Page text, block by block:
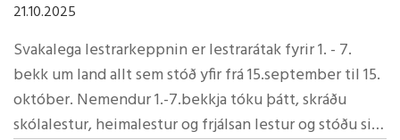
21.10.2025
Svakalega lestrarkeppnin er lestrarátak fyrir 1. - 7.
bekk um land allt sem stóð yfir frá 15.september til 15.
október. Nemendur 1.-7.bekkja tóku þátt, skráðu
skólalestur, heimalestur og frjálsan lestur og stóðu sig